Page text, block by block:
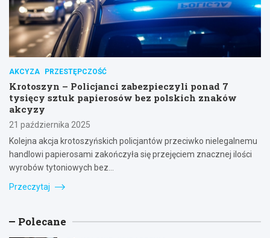
AKCYZA PRZESTĘPCZOŚĆ
Krotoszyn – Policjanci zabezpieczyli ponad 7
tysięcy sztuk papierosów bez polskich znaków
akcyzy
21 października 2025
Kolejna akcja krotoszyńskich policjantów przeciwko nielegalnemu
handlowi papierosami zakończyła się przejęciem znacznej ilości
wyrobów tytoniowych bez…
Przeczytaj
Polecane